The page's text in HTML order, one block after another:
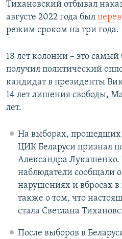
Тихановский отбывал
августе 2022 года был
режим сроком на три года.
18 лет колонии – это
получил политический
кандидат в президенты
14 лет лишения свободы,
лет.
На выборах, прошедших
ЦИК Беларуси признал
Александра
наблюдатели сообщали
нарушениях и вбросах в
также о том, что
стала Светлана
После выборов в